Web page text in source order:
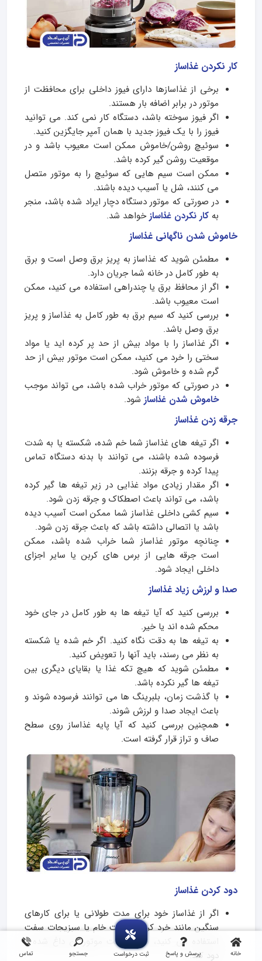
خانه پرسش و پاسخ ثبت درخواست جستجو تماس
کار نکردن غذاساز
برخی از غذاسازها دارای فیوز داخلی برای محافظت از
موتور در برابر اضافه بار هستند.
اگر فیوز سوخته باشد، دستگاه کار نمی کند. می توانید
فیوز را با یک فیوز جدید با همان آمپر جایگزین کنید.
سوئیچ روشن/خاموش ممکن است معیوب باشد و در
موقعیت روشن گیر کرده باشد.
ممکن است سیم هایی که سوئیچ را به موتور متصل
می کنند، شل یا آسیب دیده باشند.
در صورتی که موتور دستگاه دچار ایراد شده باشد، منجر
به کار نکردن غذاسازخواهد شد.
خاموش شدن ناگهانی غذاساز
مطمئن شوید که غذاساز به پریز برق وصل است و برق
به طور کامل در خانه شما جریان دارد.
اگر از محافظ برق یا چندراهی استفاده می کنید، ممکن
است معیوب باشد.
بررسی کنید که سیم برق به طور کامل به غذاساز و پریز
برق وصل باشد.
اگر غذاساز را با مواد بیش از حد پر کرده اید یا مواد
سختی را خرد می کنید، ممکن است موتور بیش از حد
گرم شده و خاموش شود.
در صورتی که موتور خراب شده باشد، می تواند موجب
خاموش شدن غذاساز شود.
جرقه زدن غذاساز
اگر تیغه های غذاساز شما خم شده، شکسته یا به شدت
فرسوده شده باشند، می توانند با بدنه دستگاه تماس
پیدا کرده و جرقه بزنند.
اگر مقدار زیادی مواد غذایی در زیر تیغه ها گیر کرده
باشد، می تواند باعث اصطکاک و جرقه زدن شود.
سیم کشی داخلی غذاساز شما ممکن است آسیب دیده
باشد یا اتصالی داشته باشد که باعث جرقه زدن شود.
چنانچه موتور غذاساز شما خراب شده باشد، ممکن
است جرقه هایی از برس های کربن یا سایر اجزای
داخلی ایجاد شود.
صدا و لرزش زیاد غذاساز
بررسی کنید که آیا تیغه ها به طور کامل در جای خود
محکم شده اند یا خیر.
به تیغه ها به دقت نگاه کنید. اگر خم شده یا شکسته
به نظر می رسند، باید آنها را تعویض کنید.
مطمئن شوید که هیچ تکه غذا یا بقایای دیگری بین
تیغه ها گیر نکرده باشد.
با گذشت زمان، بلبرینگ ها می توانند فرسوده شوند و
باعث ایجاد صدا و لرزش شوند.
همچنین بررسی کنید که آیا پایه غذاساز روی سطح
صاف و تراز قرار گرفته است.
دود کردن غذاساز
اگر از غذاساز خود برای مدت طولانی یا برای کارهای
سنگین مانند خرد کردن گوشت خام یا سبزیجات سفت
استفاده می کنید، ممکن است موتور آن داغ شده و
دود کند.